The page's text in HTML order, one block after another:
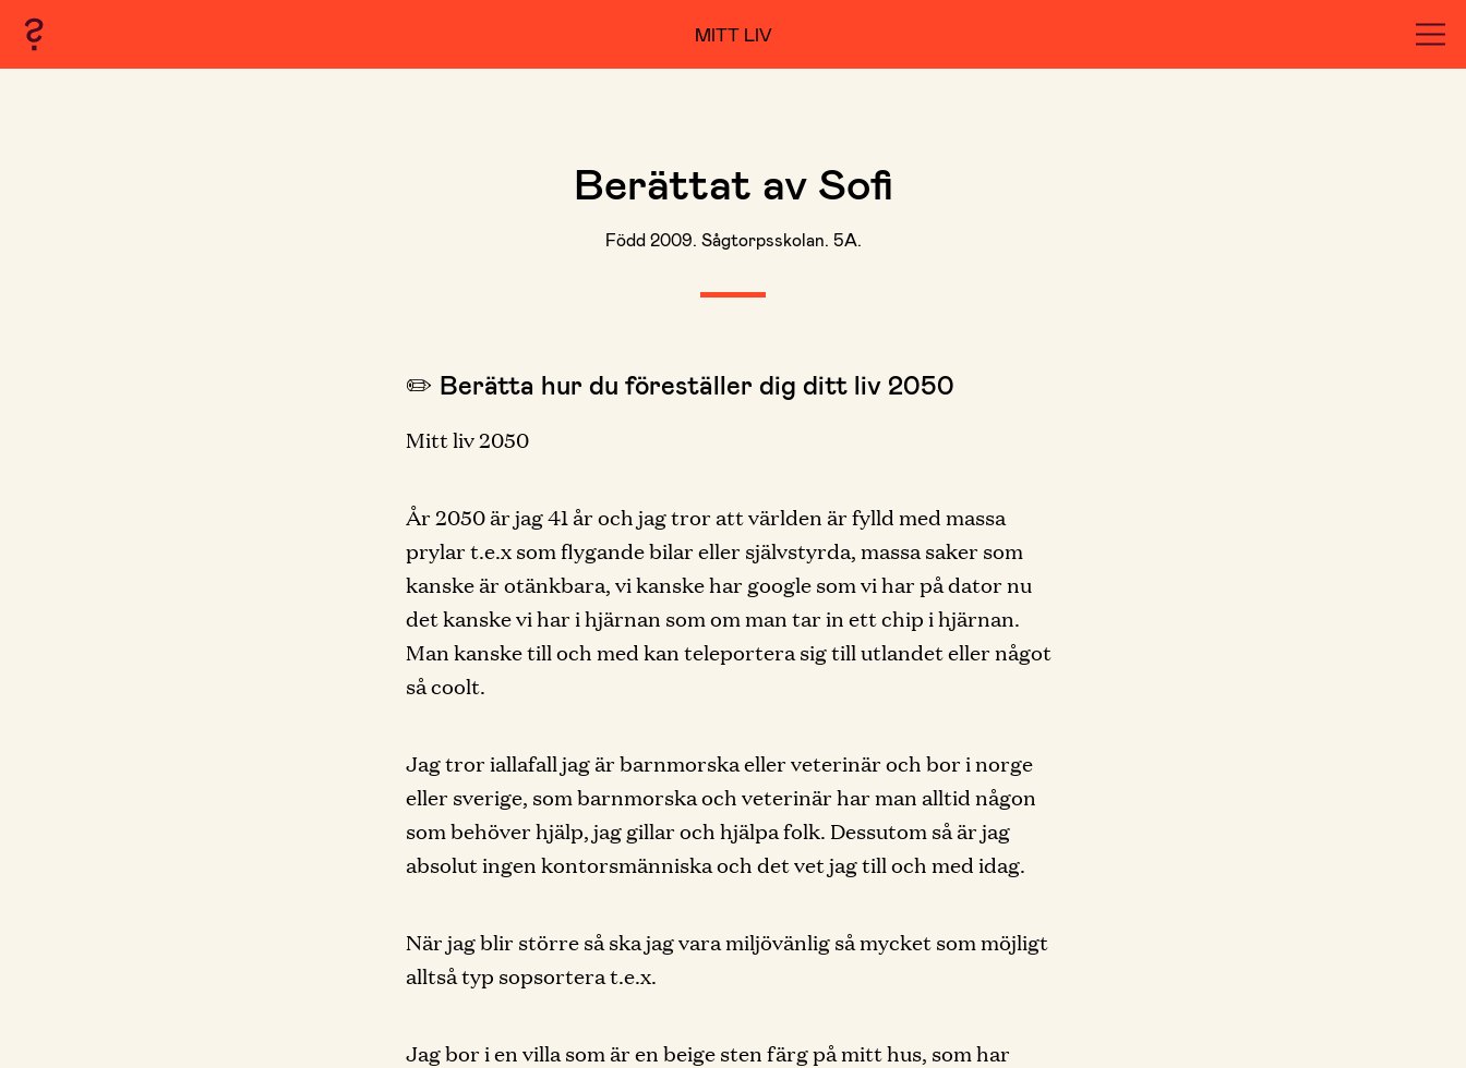
MITT LIV
Berättat av Sofi
Född 2009. Sågtorpsskolan. 5A.
✏️ Berätta hur du föreställer dig ditt liv 2050
Mitt liv 2050
År 2050 är jag 41 år och jag tror att världen är fylld med massa
prylar t.e.x som flygande bilar eller självstyrda, massa saker som
kanske är otänkbara, vi kanske har google som vi har på dator nu
det kanske vi har i hjärnan som om man tar in ett chip i hjärnan.
Man kanske till och med kan teleportera sig till utlandet eller något
så coolt.
Jag tror iallafall jag är barnmorska eller veterinär och bor i norge
eller sverige, som barnmorska och veterinär har man alltid någon
som behöver hjälp, jag gillar och hjälpa folk. Dessutom så är jag
absolut ingen kontorsmänniska och det vet jag till och med idag.
När jag blir större så ska jag vara miljövänlig så mycket som möjligt
alltså typ sopsortera t.e.x.
Jag bor i en villa som är en beige sten färg på mitt hus, som har